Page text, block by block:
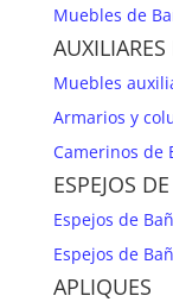
Muebles de
Muebles
Armarios y
Camerinos de
ESPEJOS
Espejos de
Espejos de
APLIQUES